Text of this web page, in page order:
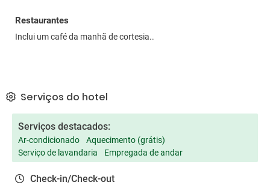
Restaurantes
Inclui um café da manhã de cortesia..
Serviços do hotel
Serviços destacados:
Ar-condicionado
Aquecimento (grátis)
Serviço de lavandaria
Empregada de andar
Check-in/Check-out